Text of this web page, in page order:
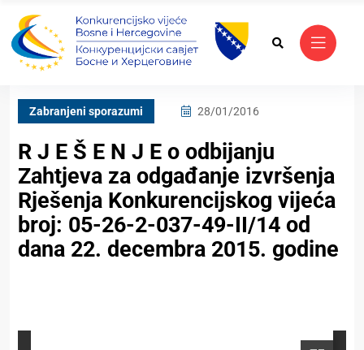
Zabranjeni sporazumi 28/01/2016
R J E Š E N J E o odbijanju
Zahtjeva za odgađanje izvršenja
Rješenja Konkurencijskog vijeća
broj: 05-26-2-037-49-II/14 od
dana 22. decembra 2015. godine